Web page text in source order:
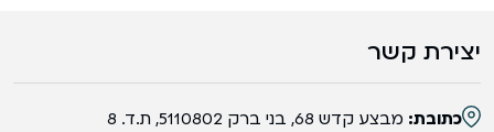
יצירת קשר
כתובת: מבצע קדש 68, בני ברק 5110802, ת.ד. 8